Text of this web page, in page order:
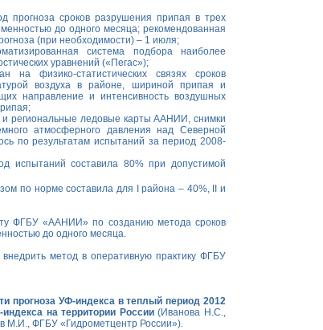
сроков разрушения припая в трех
до одного месяца; рекомендованная
(при необходимости) – 1 июля;
система подбора наиболее
уравнений («Пегас»);
на физико-статистических связях сроков
воздуха в районе, шириной припая и
направление и интенсивность воздушных
региональные ледовые карты ААНИИ, снимки
атмосферного давления над Северной
по результатам испытаний за период 2008-
испытаний составила 80% при допустимой
по норме составила для I района – 40%, II и
ФГБУ «ААНИИ» по созданию метода сроков
до одного месяца.
метод в оперативную практику ФГБУ
прогноза УФ-индекса в теплый период 2012
на территории России(Иванова Н.С.,
М.И., ФГБУ «Гидрометцентр России»).